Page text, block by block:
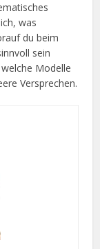
was
du beim
sein
Modelle
Versprechen.